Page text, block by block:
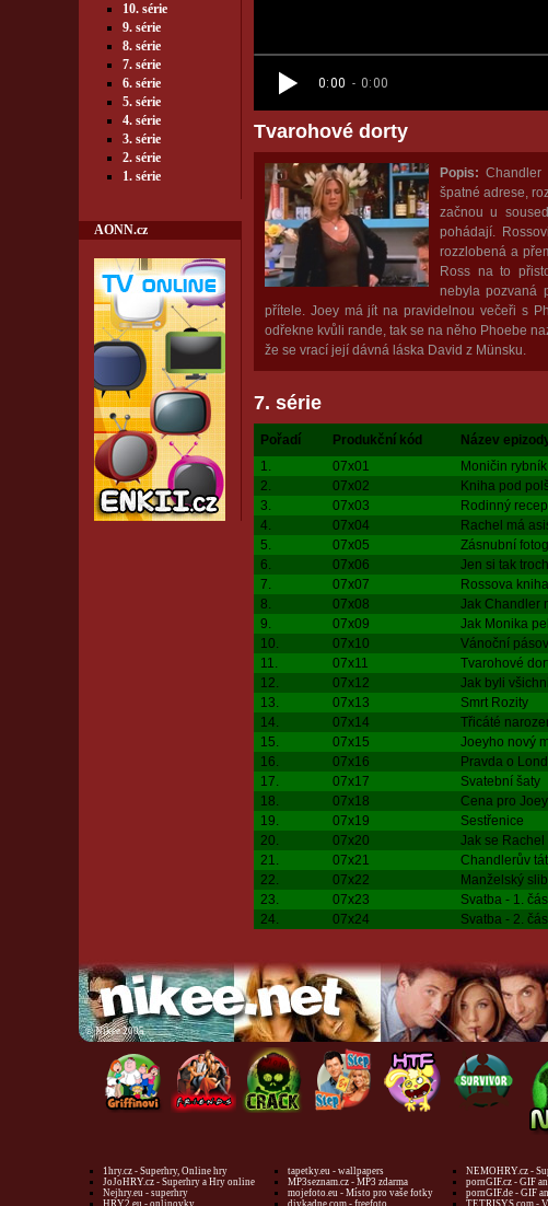
10. série
9. série
8. série
7. série
6. série
5. série
4. série
3. série
2. série
1. série
AONN.cz
Tvarohové dorty
Popis: Chandler
špatné adrese,
začnou u
pohádají.
rozzlobená a
Ross na to
nebyla pozvaná
přítele. Joey má jít na pravidelnou večeři s
odřekne kvůli rande, tak se na něho Phoebe
že se vrací její dávná láska David z Münsku.
7. série
Pořadí Produkční kód Název
1.
07x01
Moničin rybník
2.
07x02
Kniha pod
3.
07x03
Rodinný
4.
07x04
Rachel má
5.
07x05
Zásnubní
6.
07x06
Jen si tak
7.
07x07
Rossova kniha
8.
07x08
Jak Chandler
9.
07x09
Jak Monika
10.
07x10
Vánoční
11.
07x11
Tvarohové
12.
07x12
Jak byli
13.
07x13
Smrt Rozity
14.
07x14
Třicáté
15.
07x15
Joeyho nový
16.
07x16
Pravda o
17.
07x17
Svatební šaty
18.
07x18
Cena pro
19.
07x19
Sestřenice
20.
07x20
Jak se
21.
07x21
Chandlerův
22.
07x22
Manželský slib
23.
07x23
Svatba - 1.
24.
07x24 Svatba - 2.
©Nikee 2005
1hry.cz - Superhry, Online hry
JoJoHRY.cz - Superhry a Hry online
Nejhry.eu - superhry
HRY2.eu - onlinovky
tapetky.eu - wallpapers
MP3seznam.cz - MP3 zdarma
mojefoto.eu - Místo pro vaše fotky
divkadne.com - freefoto
NEMOHRY.cz -
pornGIF.cz - GIF
pornGIF.de - GIF
TETRISYS.com -